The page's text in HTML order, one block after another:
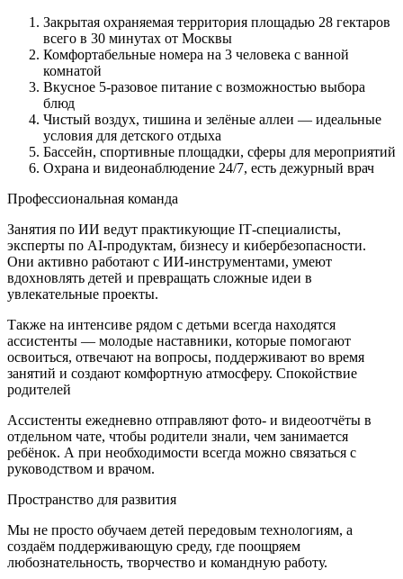
Закрытая охраняемая территория площадью 28 гектаров
всего в 30 минутах от Москвы
Комфортабельные номера на 3 человека с ванной
комнатой
Вкусное 5-разовое питание с возможностью выбора
блюд
Чистый воздух, тишина и зелёные аллеи — идеальные
условия для детского отдыха
Бассейн, спортивные площадки, сферы для мероприятий
Охрана и видеонаблюдение 24/7, есть дежурный врач
Профессиональная команда
Занятия по ИИ ведут практикующие IT‑специалисты,
эксперты по AI-продуктам, бизнесу и кибербезопасности.
Они активно работают с ИИ‑инструментами, умеют
вдохновлять детей и превращать сложные идеи в
увлекательные проекты.
Также на интенсиве рядом с детьми всегда находятся
ассистенты — молодые наставники, которые помогают
освоиться, отвечают на вопросы, поддерживают во время
занятий и создают комфортную атмосферу. Спокойствие
родителей
Ассистенты ежедневно отправляют фото- и видеоотчёты в
отдельном чате, чтобы родители знали, чем занимается
ребёнок. А при необходимости всегда можно связаться с
руководством и врачом.
Пространство для развития
Мы не просто обучаем детей передовым технологиям, а
создаём поддерживающую среду, где поощряем
любознательность, творчество и командную работу.